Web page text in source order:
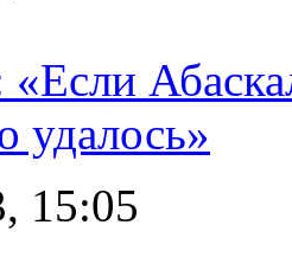
удалось»
15:05